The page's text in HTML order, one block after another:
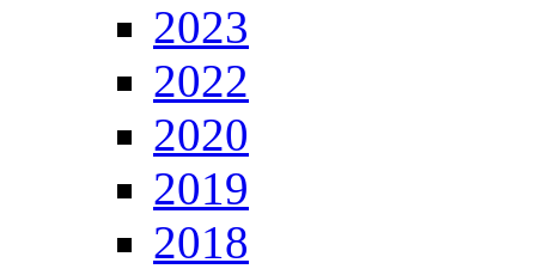
2023
2022
2020
2019
2018